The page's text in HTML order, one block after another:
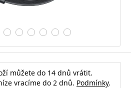
můžete do 14 dnů vrátit.
vracíme do 2 dnů. Podmínky.